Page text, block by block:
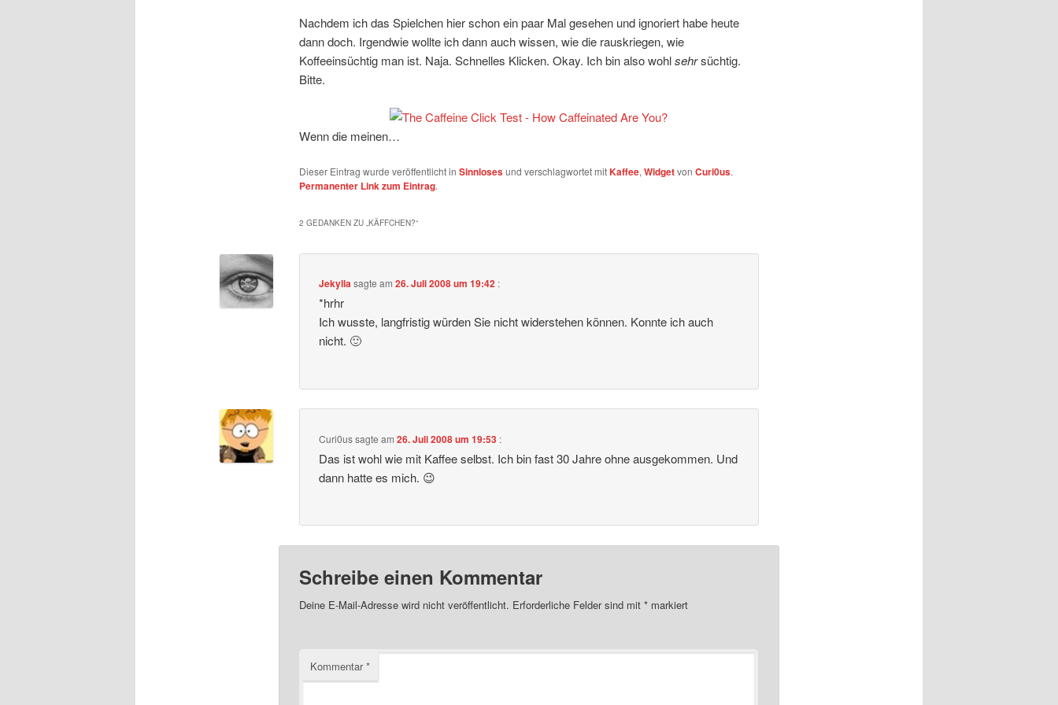
Nachdem ich das Spielchen hier schon ein paar Mal gesehen und ignoriert habe heute
dann doch. Irgendwie wollte ich dann auch wissen, wie die rauskriegen, wie
Koffeeinsüchtig man ist. Naja. Schnelles Klicken. Okay. Ich bin also wohlsehrsüchtig.
Bitte.
Wenn die meinen…
Dieser Eintrag wurde veröffentlicht in Sinnlosesund verschlagwortet mitKaffee,Widgetvon Curi0us.
Permanenter Link zum Eintrag.
2 GEDANKEN ZU „KÄFFCHEN?“
Jekyllasagte am26. Juli 2008 um 19:42 :
*hrhr
Ich wusste, langfristig würden Sie nicht widerstehen können. Konnte ich auch
nicht. 🙂
Curi0ussagte am26. Juli 2008 um 19:53 :
Das ist wohl wie mit Kaffee selbst. Ich bin fast 30 Jahre ohne ausgekommen. Und
dann hatte es mich. 😉
Schreibe einen Kommentar
Deine E-Mail-Adresse wird nicht veröffentlicht. Erforderliche Felder sind mit *markiert
Kommentar*